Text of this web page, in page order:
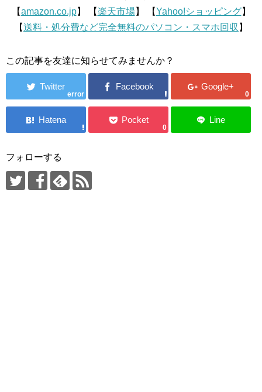
【amazon.co.jp】 【楽天市場】 【Yahoo!ショッピング】
【送料・処分費など完全無料のパソコン・スマホ回収 】
この記事を友達に知らせてみませんか？
error 0
0
フォローする